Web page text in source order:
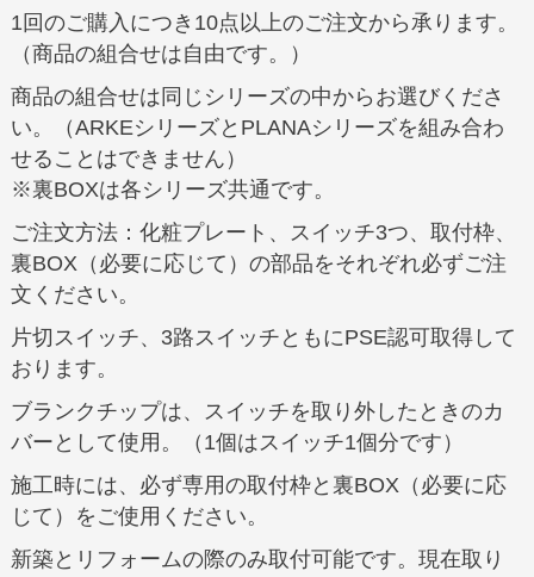
1回のご購入につき10点以上のご注文から承ります。
（商品の組合せは自由です。）
商品の組合せは同じシリーズの中からお選びくださ
い。（ARKEシリーズとPLANAシリーズを組み合わ
せることはできません）
※裏BOXは各シリーズ共通です。
ご注文方法：化粧プレート、スイッチ3つ、取付枠、
裏BOX（必要に応じて）の部品をそれぞれ必ずご注
文ください。
片切スイッチ、3路スイッチともにPSE認可取得して
おります。
ブランクチップは、スイッチを取り外したときのカ
バーとして使用。（1個はスイッチ1個分です）
施工時には、必ず専用の取付枠と裏BOX（必要に応
じて）をご使用ください。
新築とリフォームの際のみ取付可能です。現在取り